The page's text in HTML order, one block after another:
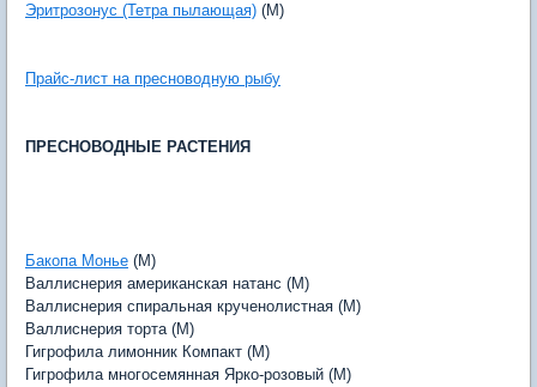
Эритрозонус (Тетра пылающая) (M)
Прайс-лист на пресноводную рыбу
ПРЕСНОВОДНЫЕ РАСТЕНИЯ
Бакопа Монье (M)
Валлиснерия американская натанс (M)
Валлиснерия спиральная крученолистная (M)
Валлиснерия торта (M)
Гигрофила лимонник Компакт (M)
Гигрофила многосемянная Ярко-розовый (M)